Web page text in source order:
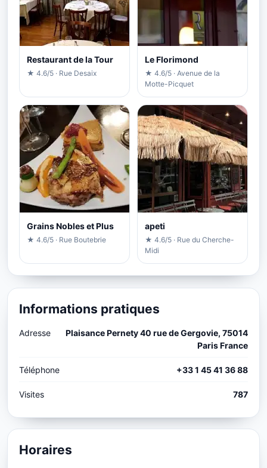
Restaurant de la Tour
★ 4.6/5 · Rue Desaix
Le Florimond
★ 4.6/5 · Avenue de la
Motte-Picquet
Grains Nobles et Plus
★ 4.6/5 · Rue Boutebrie
apeti
★ 4.6/5 · Rue du Cherche-
Midi
Informations pratiques
Adresse
Plaisance Pernety 40 rue de Gergovie, 75014
Paris France
Téléphone +33 1 45 41 36 88
Visites 787
Horaires